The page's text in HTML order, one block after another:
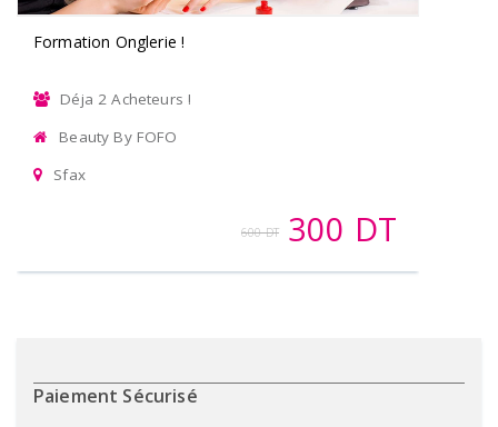
Formation Onglerie !
Déja 2 Acheteurs !
Beauty By FOFO
Sfax
300 DT
600 DT
Paiement Sécurisé